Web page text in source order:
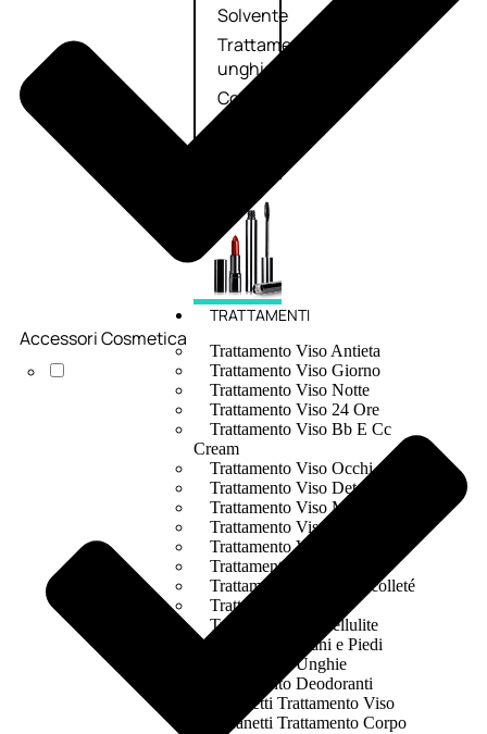
Solvente
Trattamenti
unghie
Cofanetti
unghie
TRATTAMENTI
Trattamento Viso Antieta
Trattamento Viso Giorno
Trattamento Viso Notte
Trattamento Viso 24 Ore
Trattamento Viso Bb E Cc
Cream
Trattamento Viso Occhi
Trattamento Viso Detergenza
Trattamento Viso Maschere
Trattamento Viso Idratante
Trattamento Viso Labbra
Trattamento Viso Sieri
Trattamento Collo e Decolleté
Trattamento Corpo
Trattamento Anticellulite
Trattamento Mani e Piedi
Trattamento Unghie
Trattamento Deodoranti
Cofanetti Trattamento Viso
Cofanetti Trattamento Corpo
Accessori Cosmetica